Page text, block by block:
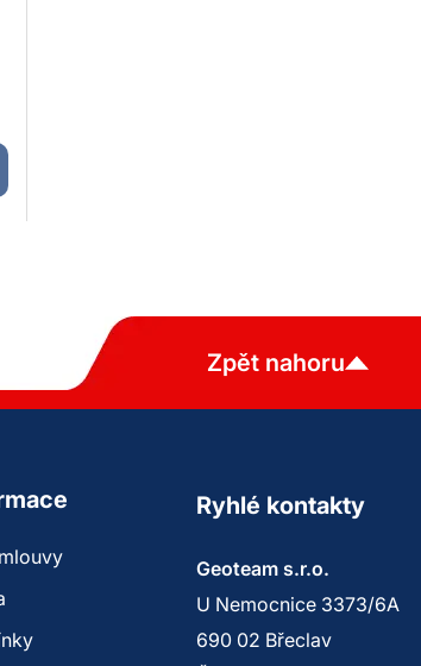
Zpět nahoru
Ryhlé kontakty
Geoteam s.r.o.
U Nemocnice 3373/6A
690 02 Břeclav